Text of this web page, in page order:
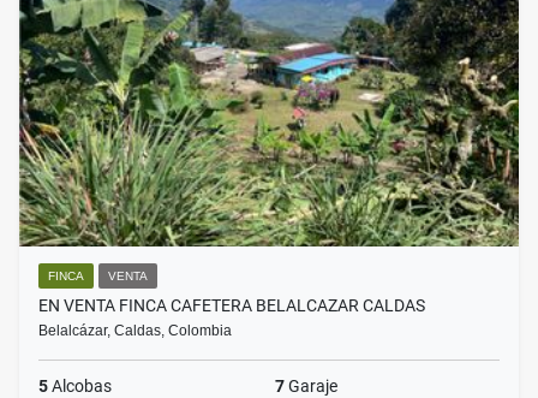
FINCA VENTA
EN VENTA FINCA CAFETERA BELALCAZAR CALDAS
Belalcázar, Caldas, Colombia
5Alcobas 7Garaje